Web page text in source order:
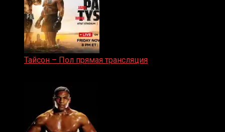
Тайсон – Пол прямая трансляция